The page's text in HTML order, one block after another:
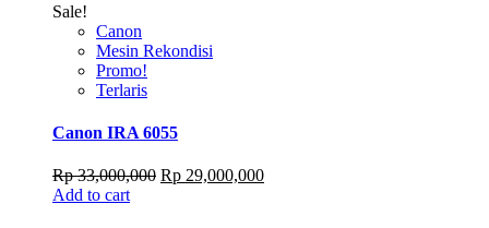
Sale!
Canon
Mesin Rekondisi
Promo!
Terlaris
Canon IRA 6055
Rp33,000,000 Original
Rp 29,000,000Current
Add to cart